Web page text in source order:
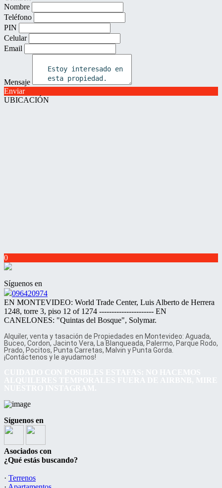
Nombre
Teléfono
PIN
Celular
Email
Mensaje
Enviar
UBICACIÓN
0
Síguenos en
096420974
EN MONTEVIDEO: World Trade Center, Luis Alberto de Herrera
1248, torre 3, piso 12 of 1274 ---------------------- EN
CANELONES: "Quintas del Bosque", Solymar.
Alquiler, venta y tasación de Propiedades en Montevideo: Aguada,
Buceo, Cordon, Jacinto Vera, La Blanqueada, Palermo, Parque Rodo,
Prado, Pocitos, Punta Carretas, Malvin y Punta Gorda.
¡Contáctenos y le ayudamos!
Síguenos en
Asociados con
¿Qué estás buscando?
· Terrenos